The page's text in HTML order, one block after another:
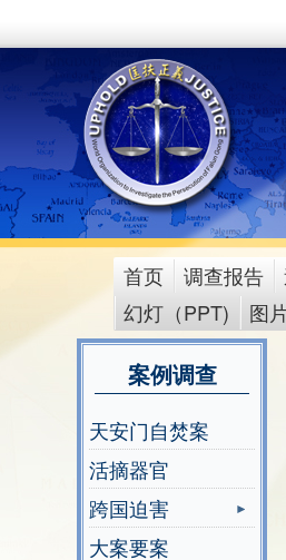
to
content
main
menu
首页 调查报告
幻灯（PPT)
图
案例调查
天安门自焚案
活摘器官
跨国迫害
大案要案